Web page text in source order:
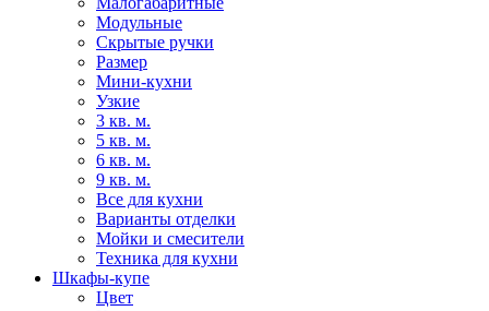
Модульные
Скрытые ручки
Размер
Мини-кухни
Узкие
3 кв. м.
5 кв. м.
6 кв. м.
9 кв. м.
Все для кухни
Варианты отделки
Мойки и смесители
Техника для кухни
Шкафы-купе
Цвет